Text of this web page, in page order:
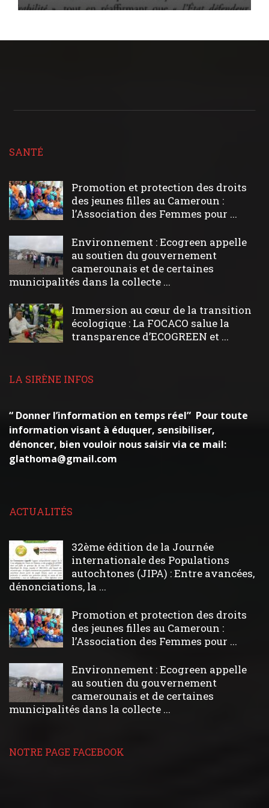
SANTÉ
Promotion et protection des droits
des jeunes filles au Cameroun :
l’Association des Femmes pour ...
Environnement : Ecogreen appelle
au soutien du gouvernement
camerounais et de certaines
municipalités dans la collecte ...
Immersion au cœur de la transition
écologique : La FOCACO salue la
transparence d’ECOGREEN et ...
LA SIRÈNE INFOS
“ Donner l’information en temps réel” Pour toute
information visant à éduquer, sensibiliser,
dénoncer, bien vouloir nous saisir via ce mail:
glathoma@gmail.com
ACTUALITÉS
32ème édition de la Journée
internationale des Populations
autochtones (JIPA) : Entre avancées,
dénonciations, la ...
Promotion et protection des droits
des jeunes filles au Cameroun :
l’Association des Femmes pour ...
Environnement : Ecogreen appelle
au soutien du gouvernement
camerounais et de certaines
municipalités dans la collecte ...
NOTRE PAGE FACEBOOK